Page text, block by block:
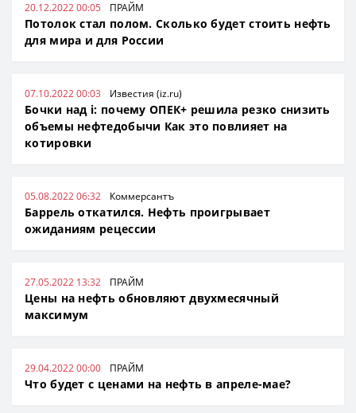
20.12.2022 00:05 ПРАЙМ
Потолок стал полом. Сколько будет стоить нефть
для мира и для России
07.10.2022 00:03 Известия (iz.ru)
Бочки над i: почему ОПЕК+ решила резко снизить
объемы нефтедобычи Как это повлияет на
котировки
05.08.2022 06:32 Коммерсантъ
Баррель откатился. Нефть проигрывает
ожиданиям рецессии
27.05.2022 13:32 ПРАЙМ
Цены на нефть обновляют двухмесячный
максимум
29.04.2022 00:00 ПРАЙМ
Что будет с ценами на нефть в апреле-мае?